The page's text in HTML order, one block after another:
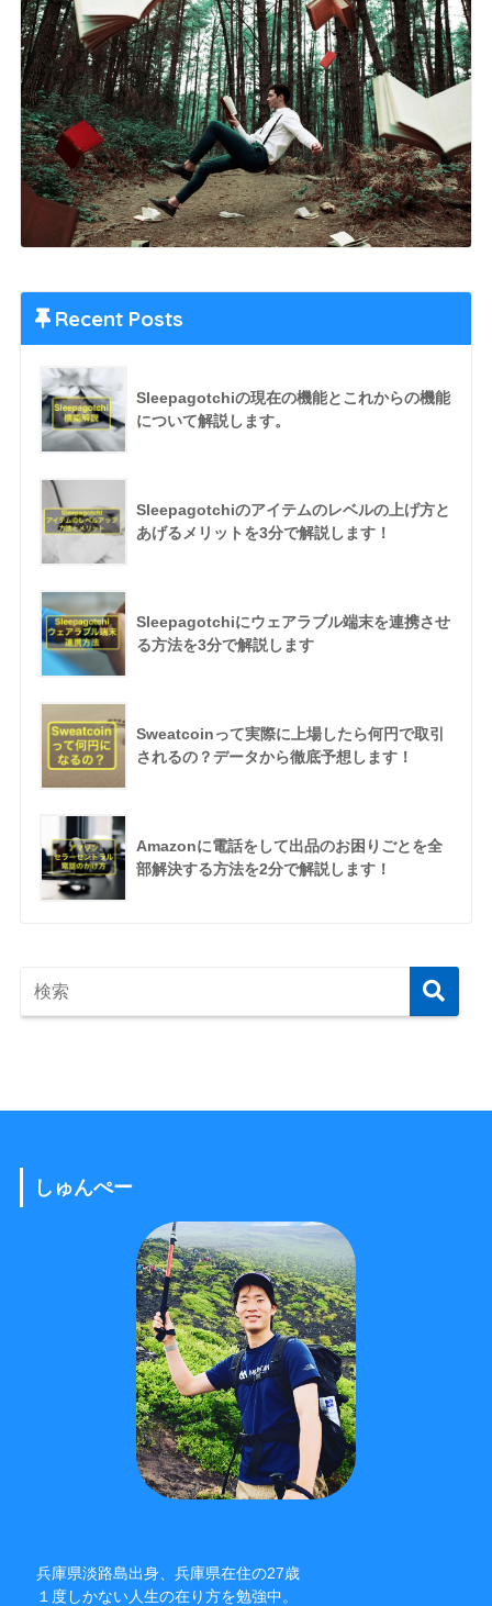
Recent Posts
Sleepagotchiの現在の機能とこれからの機能
について解説します。
Sleepagotchiのアイテムのレベルの上げ方と
あげるメリットを3分で解説します！
Sleepagotchiにウェアラブル端末を連携させ
る方法を3分で解説します
Sweatcoinって実際に上場したら何円で取引
されるの？データから徹底予想します！
Amazonに電話をして出品のお困りごとを全
部解決する方法を2分で解説します！
しゅんぺー
兵庫県淡路島出身、兵庫県在住の27歳
１度しかない人生の在り方を勉強中。